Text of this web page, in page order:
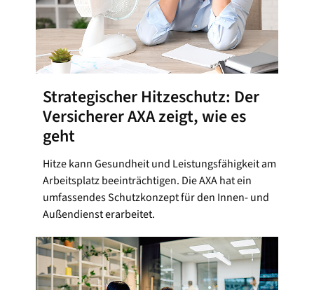
Strategischer Hitzeschutz: Der
Versicherer AXA zeigt, wie es
geht
Hitze kann Gesundheit und Leistungsfähigkeit am
Arbeitsplatz beeinträchtigen. Die AXA hat ein
umfassendes Schutzkonzept für den Innen- und
Außendienst erarbeitet.